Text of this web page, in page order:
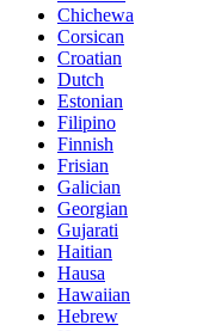
Chichewa
Corsican
Croatian
Dutch
Estonian
Filipino
Finnish
Frisian
Galician
Georgian
Gujarati
Haitian
Hausa
Hawaiian
Hebrew